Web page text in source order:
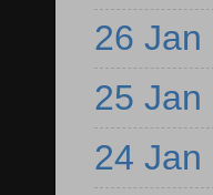
26 Jan
25 Jan
24 Jan